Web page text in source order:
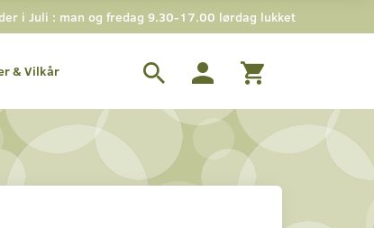
i Juli : man og fredag 9.30-17.00 lørdag lukket
& Vilkår